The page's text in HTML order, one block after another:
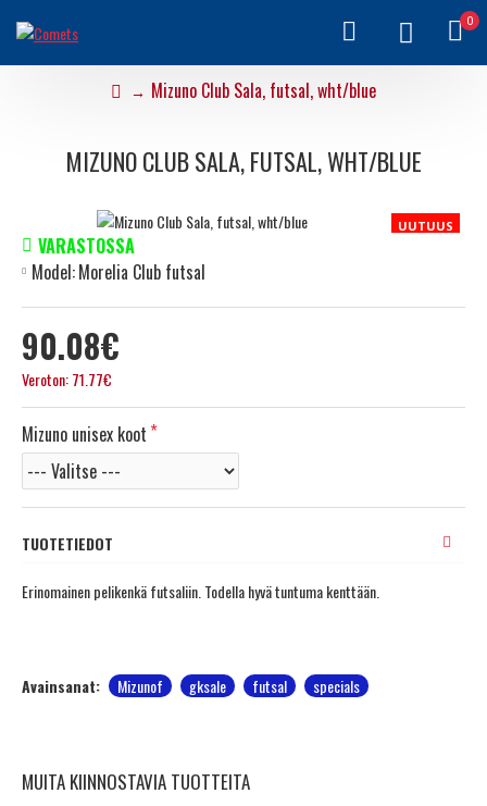
0
Mizuno Club Sala, futsal, wht/blue
MIZUNO CLUB SALA, FUTSAL, WHT/BLUE
UUTUUS
90.08€
Veroton: 71.77€
VARASTOSSA
Model:Morelia Club futsal
Mizuno unisex koot
TUOTETIEDOT
Erinomainen pelikenkä futsaliin. Todella hyvä tuntuma kenttään.
Avainsanat: Mizunof gksale futsal specials
MUITA KIINNOSTAVIA TUOTTEITA